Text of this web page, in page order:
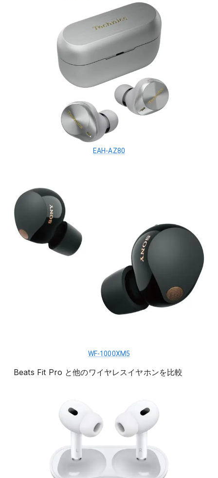
EAH-AZ80
WF-1000XM5
Beats Fit Pro と他のワイヤレスイヤホンを比較